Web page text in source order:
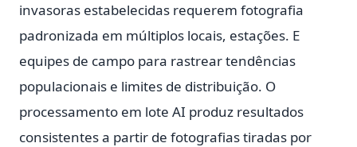
invasoras estabelecidas requerem fotografia
padronizada em múltiplos locais, estações. E
equipes de campo para rastrear tendências
populacionais e limites de distribuição. O
processamento em lote AI produz resultados
consistentes a partir de fotografias tiradas por